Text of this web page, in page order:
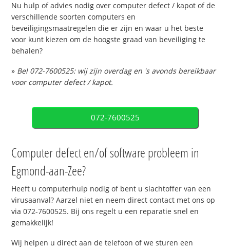
Nu hulp of advies nodig over computer defect / kapot of de
verschillende soorten computers en
beveiligingsmaatregelen die er zijn en waar u het beste
voor kunt kiezen om de hoogste graad van beveiliging te
behalen?
» Bel 072-7600525: wij zijn overdag en 's avonds bereikbaar
voor computer defect / kapot.
072-7600525
Computer defect en/of software probleem in
Egmond-aan-Zee?
Heeft u computerhulp nodig of bent u slachtoffer van een
virusaanval? Aarzel niet en neem direct contact met ons op
via 072-7600525. Bij ons regelt u een reparatie snel en
gemakkelijk!
Wij helpen u direct aan de telefoon of we sturen een